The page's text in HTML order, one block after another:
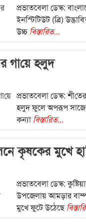
প্রভাতবেলা ডেস্ক:
ইনস্টিটিউট (ব্রি)
উচ্চ বিস্তারিত...
গা‌য়ে হলুদ
প্রভাতবেলা ডেস্ক:
হলুদ ফুলে অপরূপ সাজে
কন্যাবিস্তারিত...
কৃষকের মুখে
প্রভাতবেলা ডেস্ক:
উপজেলায় আমড়ার
মুখে ফুটে উঠেছে